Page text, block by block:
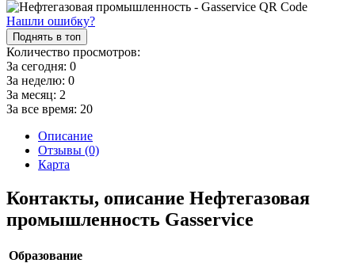
Нашли ошибку?
Поднять в топ
Количество просмотров:
За сегодня: 0
За неделю: 0
За месяц: 2
За все время: 20
Описание
Отзывы (0)
Карта
Контакты, описание Нефтегазовая
промышленность Gasservice
Образование